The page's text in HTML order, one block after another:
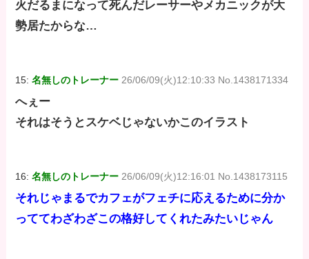
火だるまになって死んだレーサーやメカニックが大
勢居たからな…
15:名無しのトレーナー 26/06/09(火)12:10:33 No.1438171334
へぇー
それはそうとスケベじゃないかこのイラスト
16:名無しのトレーナー 26/06/09(火)12:16:01 No.1438173115
それじゃまるでカフェがフェチに応えるために分か
っててわざわざこの格好してくれたみたいじゃん